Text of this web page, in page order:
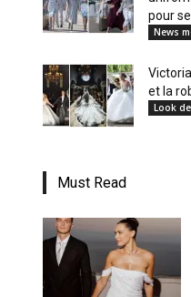
pour
News
et la
Look
Must Read